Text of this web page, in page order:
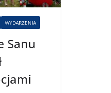
WYDARZENIA
Sanu